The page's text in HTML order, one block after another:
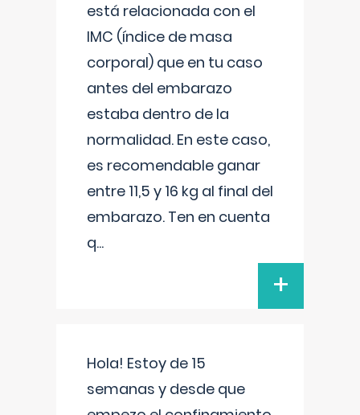
está relacionada con el
IMC (índice de masa
corporal) que en tu caso
antes del embarazo
estaba dentro de la
normalidad. En este caso,
es recomendable ganar
entre 11,5 y 16 kg al final del
embarazo. Ten en cuenta
q...
+
Hola! Estoy de 15
semanas y desde que